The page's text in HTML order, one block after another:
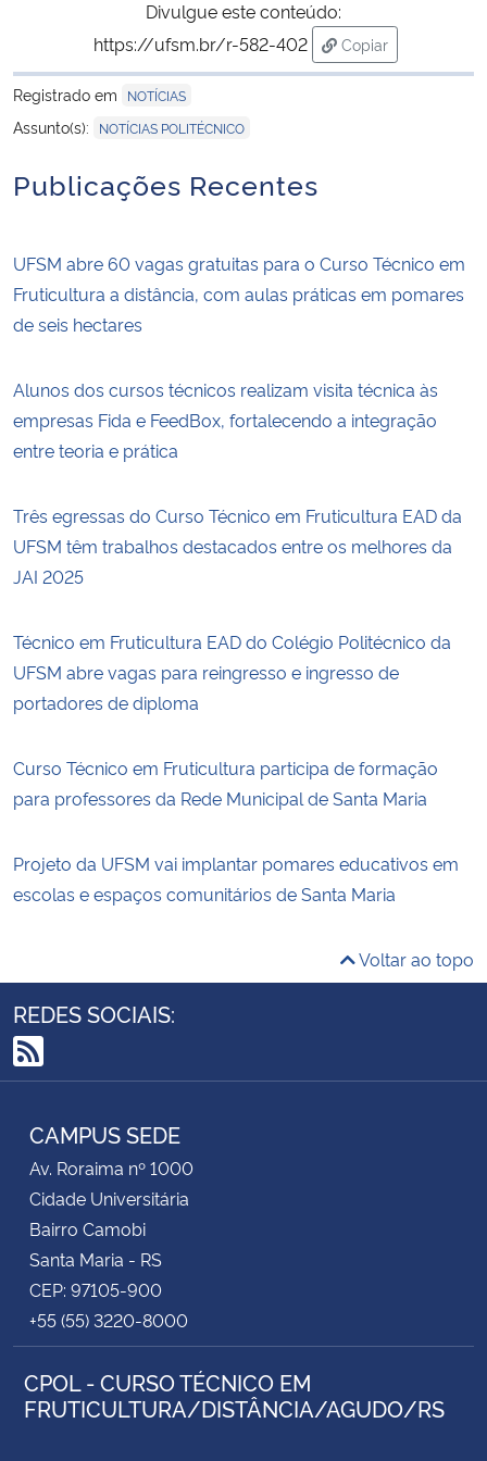
Divulgue este conteúdo:
https://ufsm.br/r-582-402
Copiar
para área de
Registrado em
NOTÍCIAS
Assunto(s): NOTÍCIAS POLITÉCNICO
Publicações Recentes
UFSM abre 60 vagas gratuitas para o Curso Técnico em
Fruticultura a distância, com aulas práticas em pomares
de seis hectares
Alunos dos cursos técnicos realizam visita técnica às
empresas Fida e FeedBox, fortalecendo a integração
entre teoria e prática
Três egressas do Curso Técnico em Fruticultura EAD da
UFSM têm trabalhos destacados entre os melhores da
JAI 2025
Técnico em Fruticultura EAD do Colégio Politécnico da
UFSM abre vagas para reingresso e ingresso de
portadores de diploma
Curso Técnico em Fruticultura participa de formação
para professores da Rede Municipal de Santa Maria
Projeto da UFSM vai implantar pomares educativos em
escolas e espaços comunitários de Santa Maria
Voltar ao topo
REDES SOCIAIS:
RSS
CAMPUS SEDE
Av. Roraima nº 1000
Cidade Universitária
Bairro Camobi
Santa Maria - RS
CEP: 97105-900
+55 (55) 3220-8000
CPOL - CURSO TÉCNICO EM
FRUTICULTURA/DISTÂNCIA/AGUDO/RS